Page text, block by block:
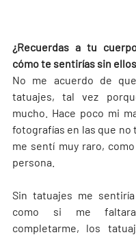
¿Recuerdas a tu
cómo te sentirías sin
No me acuerdo de
tatuajes, tal vez
mucho. Hace poco mi
fotografías en las que no
me sentí muy raro,
persona.
Sin tatuajes me
como si me
completarme, los